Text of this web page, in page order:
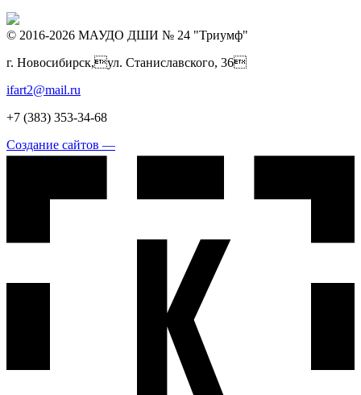
© 2016-2026 МАУДО ДШИ № 24 "Триумф"
г. Новосибирск,ул. Станиславского, 36
ifart2@mail.ru
+7 (383) 353-34-68
Создание сайтов —